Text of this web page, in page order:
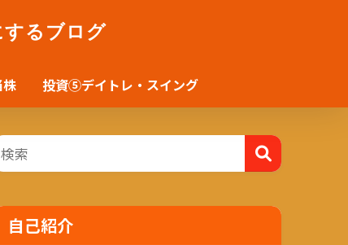
するブログ
投資⑤デイトレ・スイング
自己紹介